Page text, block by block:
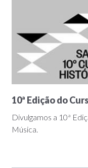
10ª Edição do
Divulgamos a 10ª
Música.